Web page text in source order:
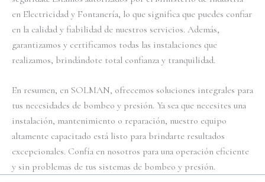
en Electricidad y Fontanería, lo que significa que puedes confiar
en la calidad y fiabilidad de nuestros servicios. Además,
garantizamos y certificamos todas las instalaciones que
realizamos, brindándote total confianza y tranquilidad.
En resumen, en SOLMAN, ofrecemos soluciones integrales para
tus necesidades de bombeo y presión. Ya sea que necesites una
instalación, mantenimiento o reparación, nuestro equipo
altamente capacitado está listo para brindarte resultados
excepcionales. Confía en nosotros para una operación eficiente
y sin problemas de tus sistemas de bombeo y presión.